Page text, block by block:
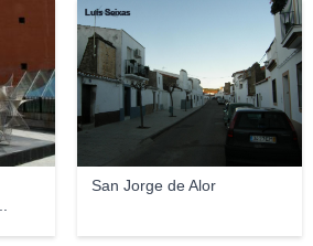
San Jorge de Alor
Luís Seixas